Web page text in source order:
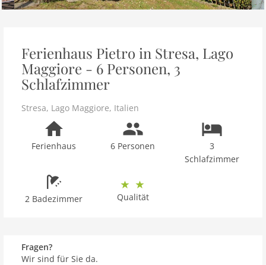
Ferienhaus Pietro in Stresa, Lago
Maggiore - 6 Personen, 3
Schlafzimmer
Stresa, Lago Maggiore, Italien
Ferienhaus 6 Personen
3
Schlafzimmer
2 Badezimmer Qualität
Fragen?
Wir sind für Sie da.